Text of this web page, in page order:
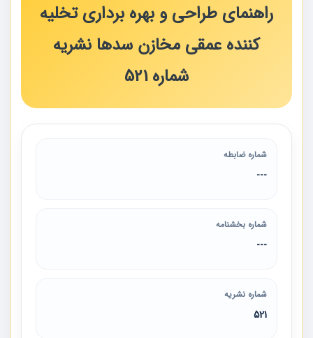
راهنمای طراحی و بهره برداری تخلیه
کننده عمقی مخازن سدها نشریه
شماره 521
شماره ضابطه
---
شماره بخشنامه
---
شماره نشریه
521